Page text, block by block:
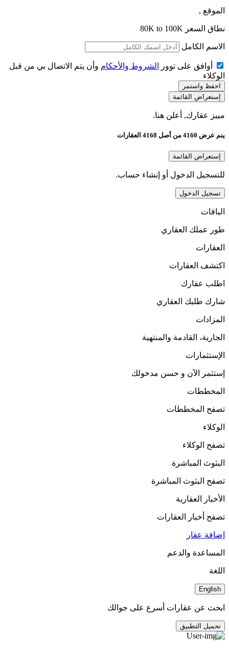
الموقع ,
نطاق السعر 80K to 100K
الاسم الكامل
أوافق على توور الشروط والأحكام وأن يتم الاتصال بي من قبل
الوكلاء
احفظ واستمر
إستعراض القائمة
مييز عقارك, أعلن هنا.
ينم عرض 4160 من أصل 4168 العقارات
إستعراض القائمة
للتسجيل الدخول أو إنشاء حساب.
تسجيل الدخول
الباقات
طور عملك العقاري
العقارات
اكتشف العقارات
اطلب عقارك
شارك طلبك العقاري
المزادات
الجارية، القادمة والمنتهية
الإستثمارات
إستثمر الآن و حسن مدخولك
المخططات
تصفح المخططات
الوكلاء
تصفح الوكلاء
البثوث المباشرة
تصفح البثوث المباشرة
الأخبار العقارية
تصفح أخبار العقارات
إضافة عقار
المساعدة والدعم
اللغة
English
ابحث عن عقارات أسرع على جوالك
تحميل التطبيق